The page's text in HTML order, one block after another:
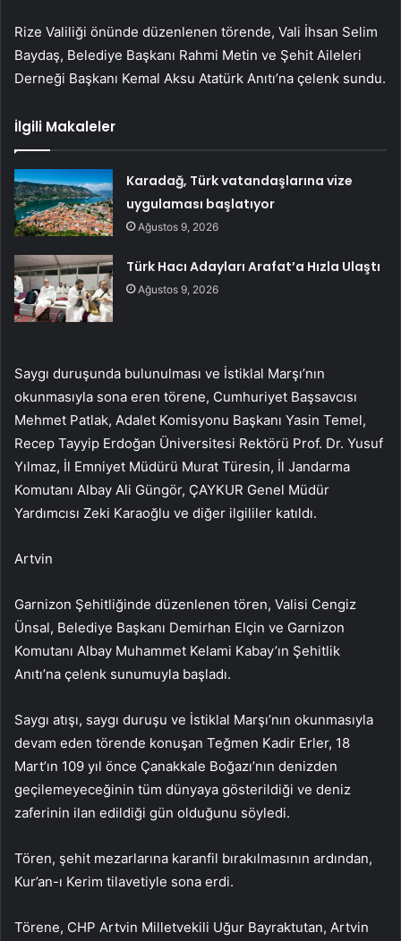
Rize Valiliği önünde düzenlenen törende, Vali İhsan Selim
Baydaş, Belediye Başkanı Rahmi Metin ve Şehit Aileleri
Derneği Başkanı Kemal Aksu Atatürk Anıtı’na çelenk sundu.
İlgili Makaleler
Karadağ, Türk vatandaşlarına vize
uygulaması başlatıyor
Ağustos 9, 2026
Türk Hacı Adayları Arafat’a Hızla Ulaştı
Ağustos 9, 2026
Saygı duruşunda bulunulması ve İstiklal Marşı’nın
okunmasıyla sona eren törene, Cumhuriyet Başsavcısı
Mehmet Patlak, Adalet Komisyonu Başkanı Yasin Temel,
Recep Tayyip Erdoğan Üniversitesi Rektörü Prof. Dr. Yusuf
Yılmaz, İl Emniyet Müdürü Murat Türesin, İl Jandarma
Komutanı Albay Ali Güngör, ÇAYKUR Genel Müdür
Yardımcısı Zeki Karaoğlu ve diğer ilgililer katıldı.
Artvin
Garnizon Şehitliğinde düzenlenen tören, Valisi Cengiz
Ünsal, Belediye Başkanı Demirhan Elçin ve Garnizon
Komutanı Albay Muhammet Kelami Kabay’ın Şehitlik
Anıtı’na çelenk sunumuyla başladı.
Saygı atışı, saygı duruşu ve İstiklal Marşı’nın okunmasıyla
devam eden törende konuşan Teğmen Kadir Erler, 18
Mart’ın 109 yıl önce Çanakkale Boğazı’nın denizden
geçilemeyeceğinin tüm dünyaya gösterildiği ve deniz
zaferinin ilan edildiği gün olduğunu söyledi.
Tören, şehit mezarlarına karanfil bırakılmasının ardından,
Kur’an-ı Kerim tilavetiyle sona erdi.
Törene, CHP Artvin Milletvekili Uğur Bayraktutan, Artvin